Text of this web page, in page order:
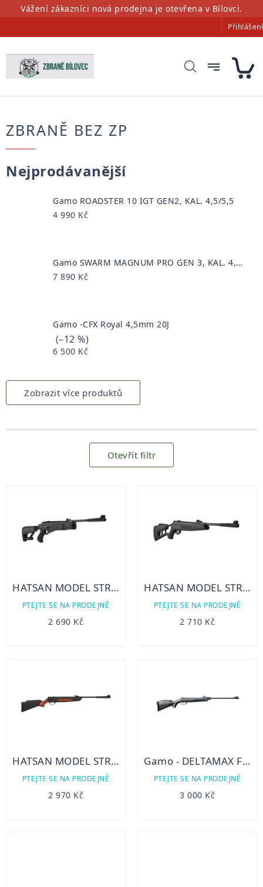
PřejítVážení zákazníci nová prodejna je otevřena v Bílovci.
Přihlášení
ZBRANĚ BEZ ZP
Nejprodávanější
Gamo ROADSTER 10 IGT GEN2, KAL. 4,5/5,5
4 990 Kč
Gamo SWARM MAGNUM PRO GEN 3, KAL. 4,5/5,5
7 890 Kč
Gamo -CFX Royal 4,5mm 20J
(–12 %)
6 500 Kč
Zobrazit více produktů
Otevřít filtr
HATSAN MODEL STRIKER AR, KAL. 4,5 / 5,5 16 -28J
PTEJTE SE NA PRODEJNĚ
2 690 Kč
HATSAN MODEL STRIKER EDGE, KAL. 4,5 / 5,5
PTEJTE SE NA PRODEJNĚ
2 710 Kč
HATSAN MODEL STRIKER 1000S ORANGE (ORANŽOVÝ), KAL. 4,5 / 5,5
PTEJTE SE NA PRODEJNĚ
2 970 Kč
Gamo - DELTAMAX FORCE, KAL. 4,5
PTEJTE SE NA PRODEJNĚ
3 000 Kč